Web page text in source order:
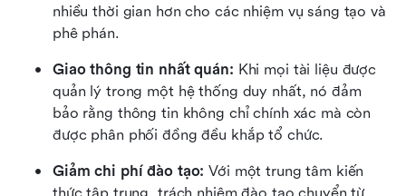
nhiều thời gian hơn cho các nhiệm vụ sáng tạo và
phê phán.
Giao thông tin nhất quán: Khi mọi tài liệu được
quản lý trong một hệ thống duy nhất, nó đảm
bảo rằng thông tin không chỉ chính xác mà còn
được phân phối đồng đều khắp tổ chức.
Giảm chi phí đào tạo: Với một trung tâm kiến